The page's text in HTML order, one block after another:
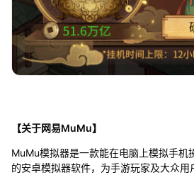
【关于网易MuMu】
MuMu模拟器是一款能在电脑上模拟手机
的安卓模拟器软件，为手游玩家及大众用